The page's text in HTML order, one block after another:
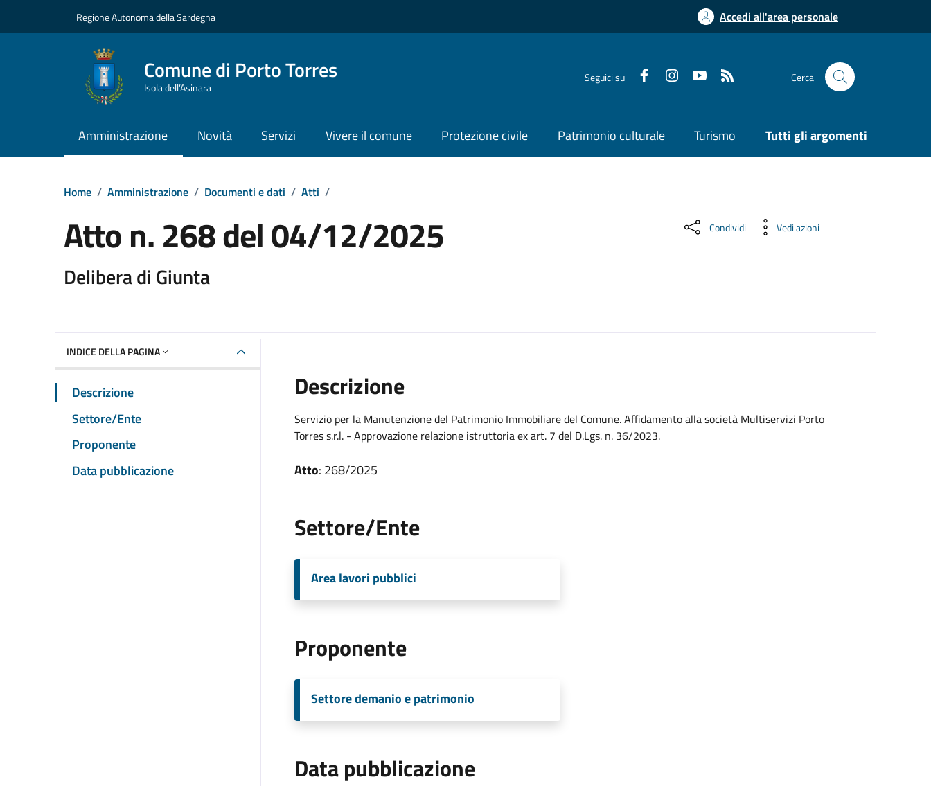
Regione Autonoma della Sardegna Accedi all'area personale
Comune di Porto Torres
Isola dell’Asinara
Seguici su Cerca
Amministrazione Novità Servizi Vivere il comune Protezione civile Patrimonio culturale Turismo Tutti gli argomenti
Home / Amministrazione / Documenti e dati / Atti /
Atto n. 268 del 04/12/2025
Delibera di Giunta
Condividi Vedi azioni
INDICE DELLA PAGINA
Descrizione
Settore/Ente
Proponente
Data pubblicazione
Descrizione
Servizio per la Manutenzione del Patrimonio Immobiliare del Comune. Affidamento alla società Multiservizi Porto
Torres s.r.l. - Approvazione relazione istruttoria ex art. 7 del D.Lgs. n. 36/2023.
Atto: 268/2025
Settore/Ente
Area lavori pubblici
Proponente
Settore demanio e patrimonio
Data pubblicazione